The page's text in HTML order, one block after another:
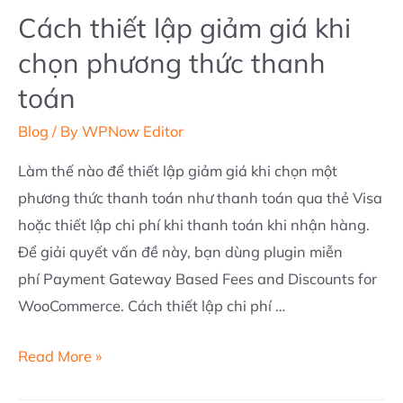
Cách thiết lập giảm giá khi
chọn phương thức thanh
toán
Blog / By WPNow Editor
Làm thế nào để thiết lậ​p giảm giá khi chọn một
phương thức thanh toán như thanh toán qua thẻ Visa
hoặc thiết lập chi phí khi thanh toán khi nhận hàng.
Để giải quyết vấn đề này, bạn dùng plugin miễn
phí Payment Gateway Based Fees and Discounts for
WooCommerce. Cách thiết lập chi phí …
Cách
Read More »